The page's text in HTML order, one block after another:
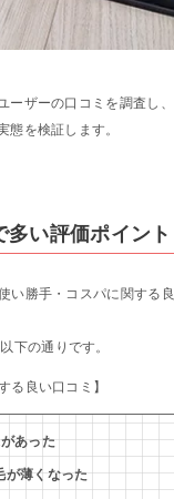
ーザーの口コミを調査し
態を検証します。
い評価ポイント
い勝手・コスパに関する
下の通りです。
る良い口コミ】
あった
が薄くなった